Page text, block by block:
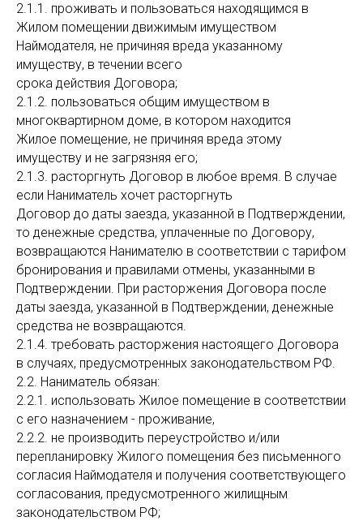
2.1.1. проживать и пользоваться находящимся в
Жилом помещении движимым имуществом
Наймодателя, не причиняя вреда указанному
имуществу, в течении всего
срока действия Договора;
2.1.2. пользоваться общим имуществом в
многоквартирном доме, в котором находится
Жилое помещение, не причиняя вреда этому
имуществу и не загрязняя его;
2.1.3. расторгнуть Договор в любое время. В случае
если Наниматель хочет расторгнуть
Договор до даты заезда, указанной в Подтверждении,
то денежные средства, уплаченные по Договору,
возвращаются Нанимателю в соответствии с тарифом
бронирования и правилами отмены, указанными в
Подтверждении. При расторжения Договора после
даты заезда, указанной в Подтверждении, денежные
средства не возвращаются.
2.1.4. требовать расторжения настоящего Договора
в случаях, предусмотренных законодательством РФ.
2.2. Наниматель обязан:
2.2.1. использовать Жилое помещение в соответствии
с его назначением - проживание,
2.2.2. не производить переустройство и/или
перепланировку Жилого помещения без письменного
согласия Наймодателя и получения соответствующего
согласования, предусмотренного жилищным
законодательством РФ;